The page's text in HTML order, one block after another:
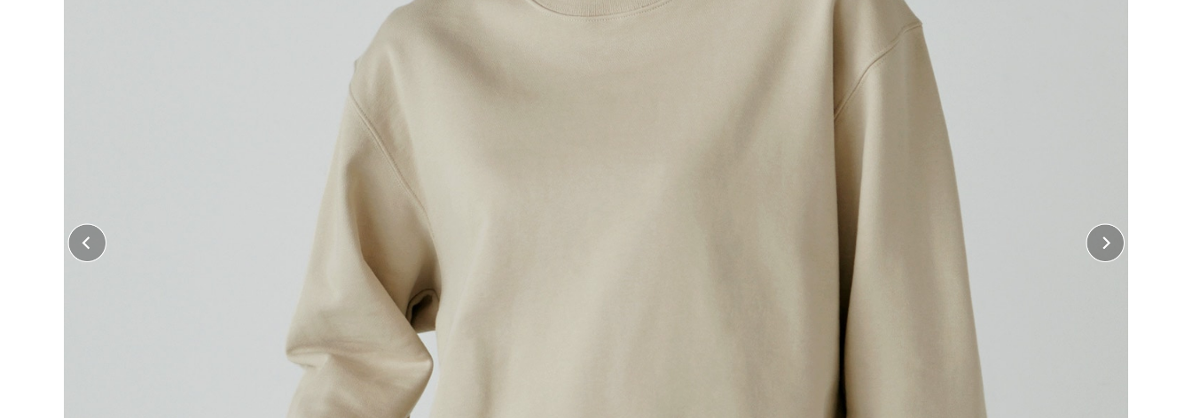
チームのお揃いスウェットとしてはもちろん、豊富なカラーバリエーションとサイズ
展開なので、クリエイターさんやデザイナーさんの物販商品やスタッフ用ユニフォー
キッズサイズも展開しているので、お子さまとお揃いで作るのもおすすめです。
※こちらは無地商品です。プリント加工は含まれておりません。
横7cm×縦7cm
・ 背中中央
横18cm×縦25cm
・ 左袖、右袖
横5cm×縦5cm（ホワイトインクジェット、オンデマ
横10cm×縦18cm（インクジェットのみ）